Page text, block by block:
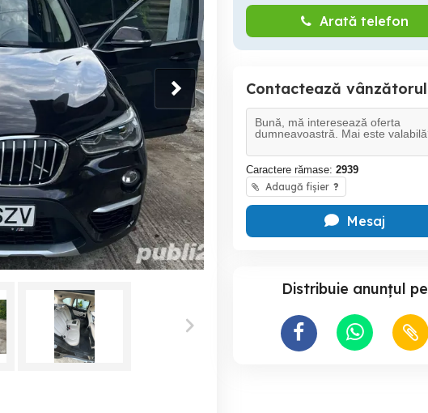
Arată telefon
Contactează vânzătorul
Caractere rămase: 2939
Adaugă fișier ?
Mesaj
Distribuie anunțul pe